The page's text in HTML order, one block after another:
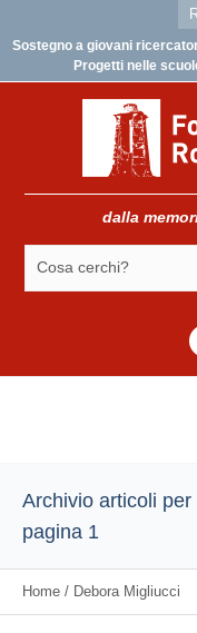
Sostegno a giovani
Progetti nelle
dalla
Archivio articoli
pagina 1
Home / Debora Migliucci